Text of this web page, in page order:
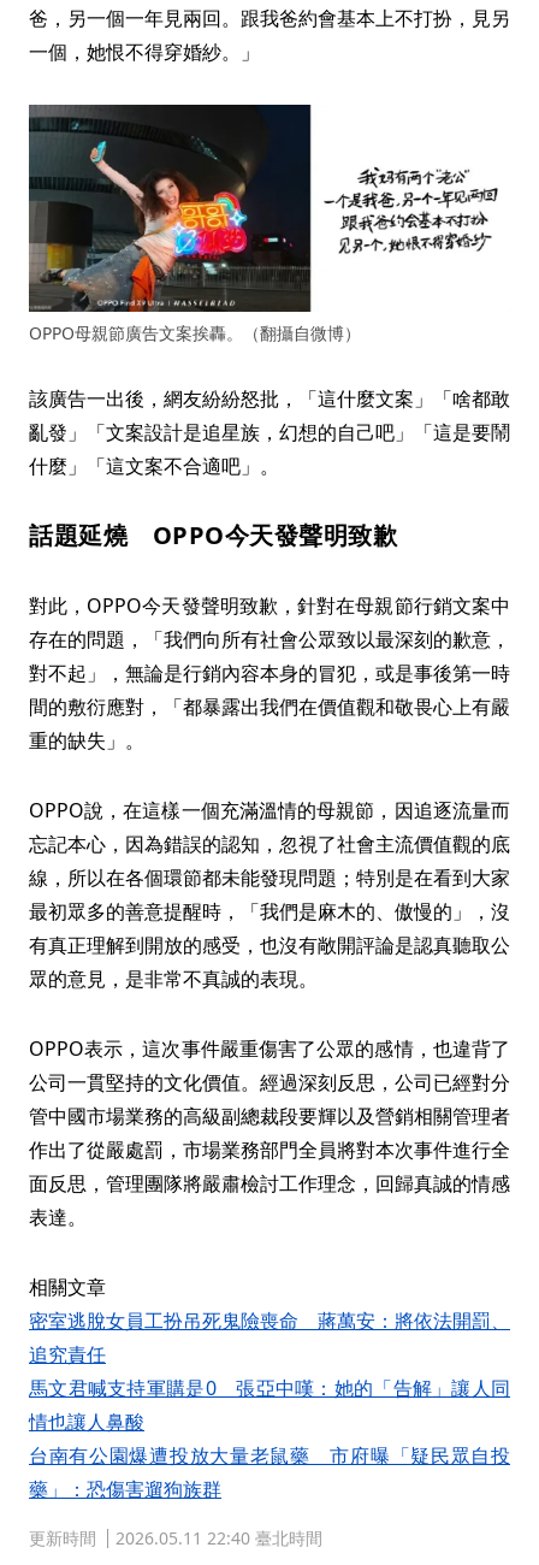
爸，另一個一年見兩回。跟我爸約會基本上不打扮，見另
一個，她恨不得穿婚紗。」
OPPO母親節廣告文案挨轟。（翻攝自微博）
該廣告一出後，網友紛紛怒批，「這什麼文案」「啥都敢
亂發」「文案設計是追星族，幻想的自己吧」「這是要鬧
什麼」「這文案不合適吧」。
話題延燒 OPPO今天發聲明致歉
對此，OPPO今天發聲明致歉，針對在母親節行銷文案中
存在的問題，「我們向所有社會公眾致以最深刻的歉意，
對不起」，無論是行銷內容本身的冒犯，或是事後第一時
間的敷衍應對，「都暴露出我們在價值觀和敬畏心上有嚴
重的缺失」。
OPPO說，在這樣一個充滿溫情的母親節，因追逐流量而
忘記本心，因為錯誤的認知，忽視了社會主流價值觀的底
線，所以在各個環節都未能發現問題；特別是在看到大家
最初眾多的善意提醒時，「我們是麻木的、傲慢的」，沒
有真正理解到開放的感受，也沒有敞開評論是認真聽取公
眾的意見，是非常不真誠的表現。
OPPO表示，這次事件嚴重傷害了公眾的感情，也違背了
公司一貫堅持的文化價值。經過深刻反思，公司已經對分
管中國市場業務的高級副總裁段要輝以及營銷相關管理者
作出了從嚴處罰，市場業務部門全員將對本次事件進行全
面反思，管理團隊將嚴肅檢討工作理念，回歸真誠的情感
表達。
相關文章
密室逃脫女員工扮吊死鬼險喪命 蔣萬安：將依法開罰、
追究責任
馬文君喊支持軍購是0 張亞中嘆：她的「告解」讓人同
情也讓人鼻酸
台南有公園爆遭投放大量老鼠藥 市府曝「疑民眾自投
藥」：恐傷害遛狗族群
更新時間 2026.05.11 22:40 臺北時間